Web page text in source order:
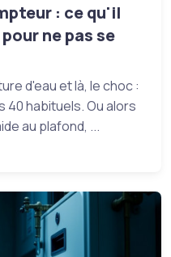
: ce qu'il
ne pas se
d'eau et là, le choc :
40 habituels. Ou alors
au plafond, ...